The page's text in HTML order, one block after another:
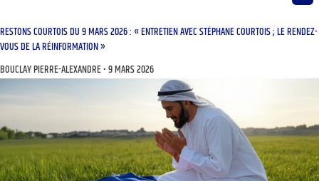
RESTONS COURTOIS DU 9 MARS 2026 : « ENTRETIEN AVEC STÉPHANE COURTOIS ; LE RENDEZ-
VOUS DE LA RÉINFORMATION »
BOUCLAY PIERRE-ALEXANDRE 9 MARS 2026